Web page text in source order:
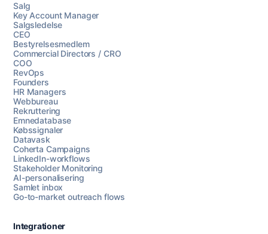
Salg
Key Account Manager
Salgsledelse
CEO
Bestyrelsesmedlem
Commercial Directors / CRO
COO
RevOps
Founders
HR Managers
Webbureau
Rekruttering
Emnedatabase
Købssignaler
Datavask
Coherta Campaigns
LinkedIn-workflows
Stakeholder Monitoring
AI-personalisering
Samlet inbox
Go-to-market outreach flows
Integrationer